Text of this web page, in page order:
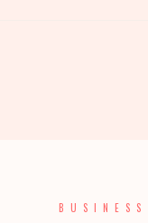
BUSINESS